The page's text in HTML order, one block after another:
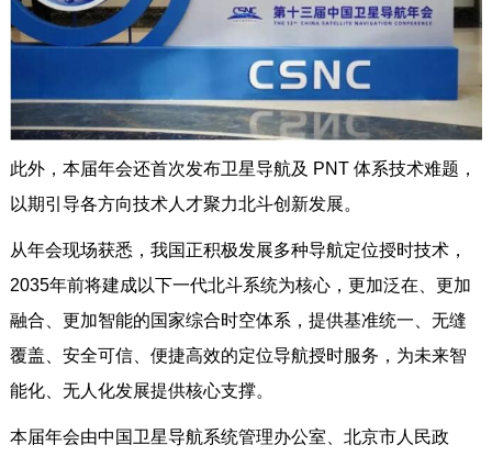
此外，本届年会还首次发布卫星导航及 PNT 体系技术难题，
以期引导各方向技术人才聚力北斗创新发展。
从年会现场获悉，我国正积极发展多种导航定位授时技术，
2035年前将建成以下一代北斗系统为核心，更加泛在、更加
融合、更加智能的国家综合时空体系，提供基准统一、无缝
覆盖、安全可信、便捷高效的定位导航授时服务，为未来智
能化、无人化发展提供核心支撑。
本届年会由中国卫星导航系统管理办公室、北京市人民政